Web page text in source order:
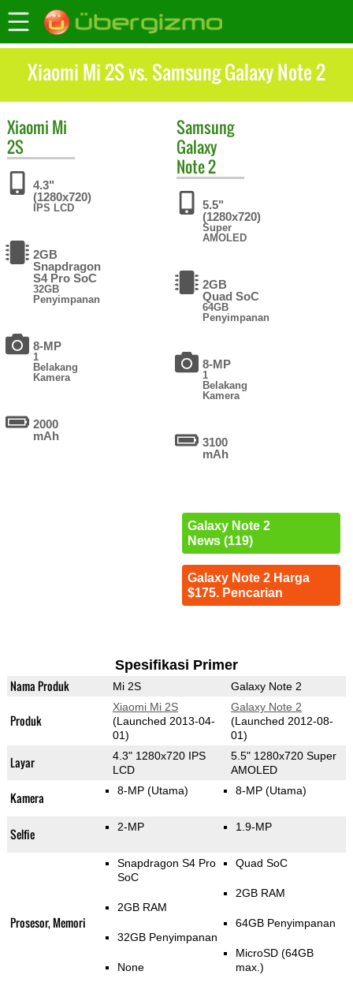
Xiaomi Mi 2S vs. Samsung Galaxy Note 2
Xiaomi Mi
2S
4.3"
(1280x720)
IPS LCD
2GB
Snapdragon
S4 Pro SoC
32GB
Penyimpanan
8-MP
1
Belakang
Kamera
2000
mAh
Samsung
Galaxy
Note 2
5.5"
(1280x720)
Super
AMOLED
2GB
Quad SoC
64GB
Penyimpanan
8-MP
1
Belakang
Kamera
3100
mAh
Galaxy Note 2
News (119)
Galaxy Note 2 Harga
$175. Pencarian
Spesifikasi Primer
Nama Produk Mi 2S Galaxy Note 2
Produk
Xiaomi Mi 2S
(Launched 2013-04-
01)
Galaxy Note 2
(Launched 2012-08-
01)
Layar
4.3" 1280x720 IPS
LCD
5.5" 1280x720 Super
AMOLED
Kamera 8-MP (Utama) 8-MP (Utama)
Selfie 2-MP 1.9-MP
Prosesor, Memori
Snapdragon S4 Pro
SoC
2GB RAM
32GB Penyimpanan
None
Quad SoC
2GB RAM
64GB Penyimpanan
MicroSD (64GB
max.)